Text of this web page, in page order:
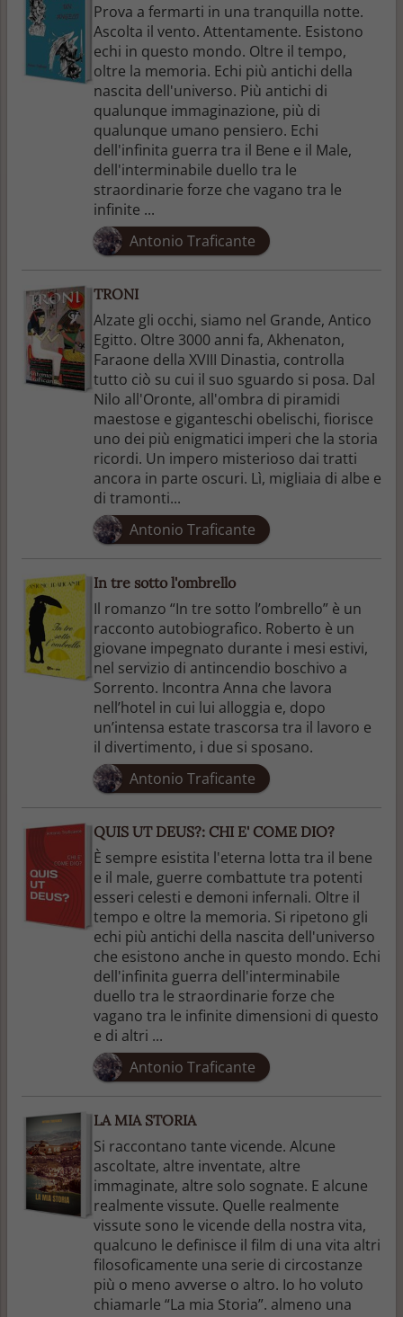
Prova a fermarti in una tranquilla notte.
Ascolta il vento. Attentamente. Esistono
echi in questo mondo. Oltre il tempo,
oltre la memoria. Echi più antichi della
nascita dell'universo. Più antichi di
qualunque immaginazione, più di
qualunque umano pensiero. Echi
dell'infinita guerra tra il Bene e il Male,
dell'interminabile duello tra le
straordinarie forze che vagano tra le
infinite ...
Antonio Traficante
TRONI
Alzate gli occhi, siamo nel Grande, Antico
Egitto. Oltre 3000 anni fa, Akhenaton,
Faraone della XVIII Dinastia, controlla
tutto ciò su cui il suo sguardo si posa. Dal
Nilo all'Oronte, all'ombra di piramidi
maestose e giganteschi obelischi, fiorisce
uno dei più enigmatici imperi che la storia
ricordi. Un impero misterioso dai tratti
ancora in parte oscuri. Lì, migliaia di albe e
di tramonti...
Antonio Traficante
In tre sotto l'ombrello
Il romanzo “In tre sotto l’ombrello” è un
racconto autobiografico. Roberto è un
giovane impegnato durante i mesi estivi,
nel servizio di antincendio boschivo a
Sorrento. Incontra Anna che lavora
nell’hotel in cui lui alloggia e, dopo
un’intensa estate trascorsa tra il lavoro e
il divertimento, i due si sposano.
Antonio Traficante
QUIS UT DEUS?: CHI E' COME DIO?
È sempre esistita l'eterna lotta tra il bene
e il male, guerre combattute tra potenti
esseri celesti e demoni infernali. Oltre il
tempo e oltre la memoria. Si ripetono gli
echi più antichi della nascita dell'universo
che esistono anche in questo mondo. Echi
dell'infinita guerra dell'interminabile
duello tra le straordinarie forze che
vagano tra le infinite dimensioni di questo
e di altri ...
Antonio Traficante
LA MIA STORIA
Si raccontano tante vicende. Alcune
ascoltate, altre inventate, altre
immaginate, altre solo sognate. E alcune
realmente vissute. Quelle realmente
vissute sono le vicende della nostra vita,
qualcuno le definisce il film di una vita altri
filosoficamente una serie di circostanze
più o meno avverse o altro. Io ho voluto
chiamarle “La mia Storia”. almeno una